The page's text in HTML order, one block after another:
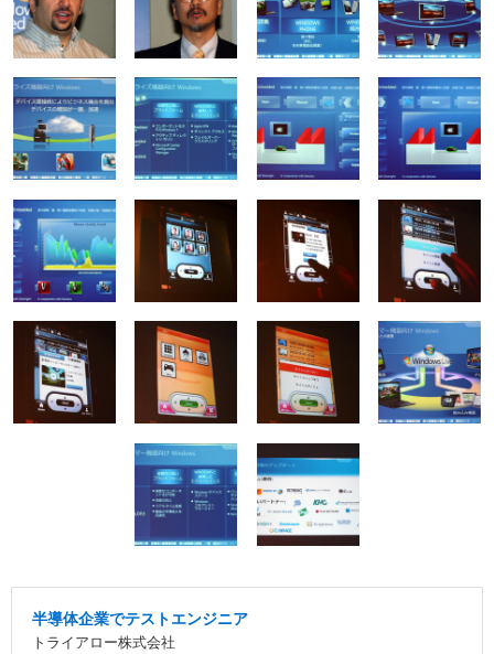
半導体企業でテストエンジニア
トライアロー株式会社